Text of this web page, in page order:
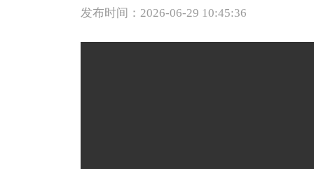
发布时间：2026-06-29 10:45:36